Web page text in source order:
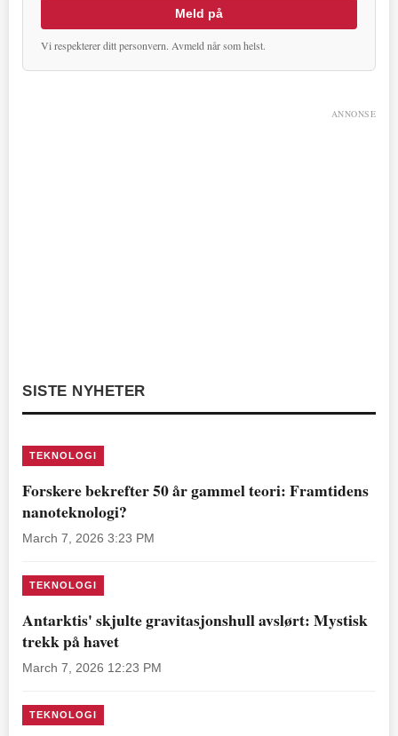
Meld på
Vi respekterer ditt personvern. Avmeld når som helst.
ANNONSE
SISTE NYHETER
TEKNOLOGI
Forskere bekrefter 50 år gammel teori: Framtidens
nanoteknologi?
March 7, 2026 3:23 PM
TEKNOLOGI
Antarktis' skjulte gravitasjonshull avslørt: Mystisk
trekk på havet
March 7, 2026 12:23 PM
TEKNOLOGI